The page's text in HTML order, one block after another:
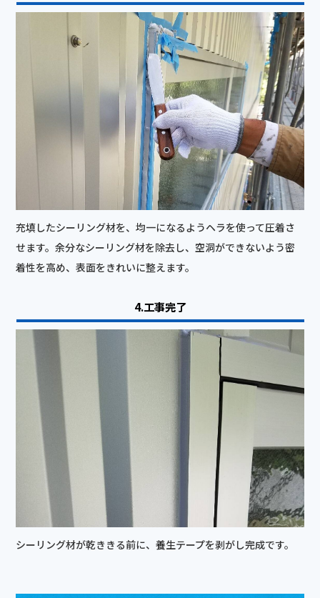
充填したシーリング材を、均一になるようヘラを使って圧着さ
せます。余分なシーリング材を除去し、空洞ができないよう密
着性を高め、表面をきれいに整えます。
4.工事完了
シーリング材が乾ききる前に、養生テープを剥がし完成です。